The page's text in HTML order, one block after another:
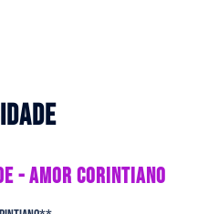
- AMOR CORINTIANO